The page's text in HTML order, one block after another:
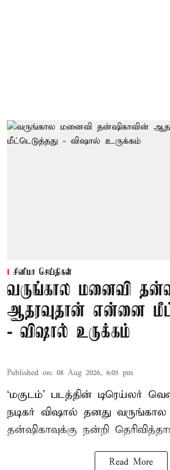
சினிமா செய்திகள்
வருங்கால மனைவி
ஆதரவுதான் என்னை
- விஷால் உருக்கம்
Published on: 08 Aug 2026, 6:05 pm
‘மகுடம்’ படத்தின் டிரெய்லர்
நடிகர் விஷால் தனது
தன்ஷிகாவுக்கு நன்றி
Read More